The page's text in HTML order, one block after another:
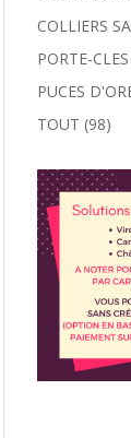
COLLIERS
PORTE-CLES
PUCES
TOUT (98)